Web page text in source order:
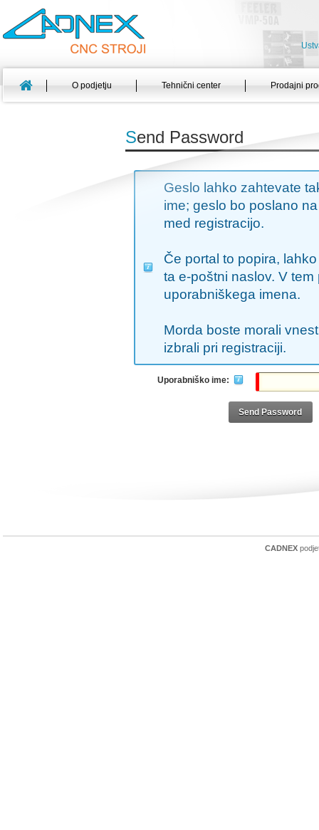
O podjetju Tehnični center Prodajni
Send Password
Geslo lahko zahtevate
ime; geslo bo poslano
med registracijo.
Če portal to popira,
ta e-poštni naslov. V
uporabniškega imena.
Morda boste morali
izbrali pri registraciji.
Uporabniško ime:
Send Password
CADNEX